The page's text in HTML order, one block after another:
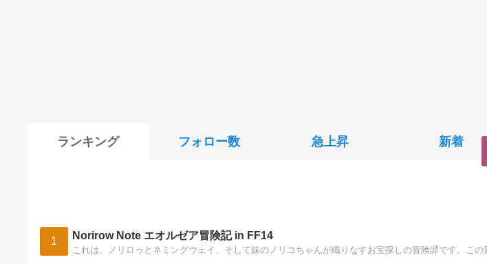
ランキング フォロー数 急上昇 新着
1 Norirow Note エオルゼア冒険記 in FF14